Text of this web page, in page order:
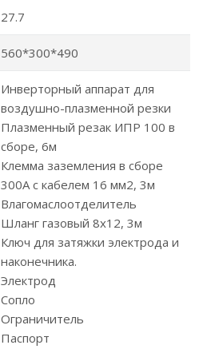
27.7
560*300*490
Инверторный аппарат для
воздушно-плазменной резки
Плазменный резак ИПР 100 в
сборе, 6м
Клемма заземления в сборе
300А с кабелем 16 мм2, 3м
Влагомаслоотделитель
Шланг газовый 8х12, 3м
Ключ для затяжки электрода и
наконечника.
Электрод
Сопло
Ограничитель
Паспорт